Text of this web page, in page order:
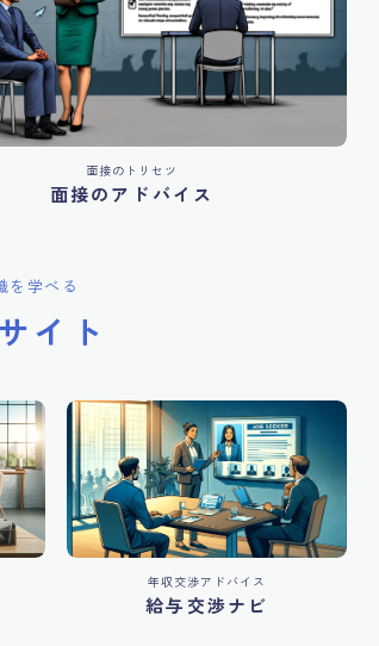
面接のトリセツ
面接のアドバイス
を学べる
イト
年収交渉アドバイス
給与交渉ナビ